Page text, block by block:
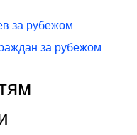
за рубежом
за рубежом